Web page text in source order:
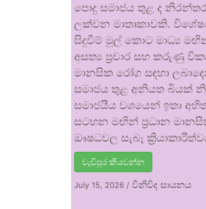
පොදු සමාජය තුළ ද
ලක්වන මාතෘකාවකි.
සිදුවීම් මුල් කොට මාධ්‍ය
අසත්‍ය ප්‍රචාර සහ කරුණු
මානසික රෝග සඳහා
සමාජය තුළ අනියත බියක්
සමාජයීය වශයෙන් ඉතා
සටහන මඟින් ප්‍රධාන
ඖෂධවල සැබෑ
වැඩිපුර කියවන්න
July 15, 2026 /විනිවිද සායනය